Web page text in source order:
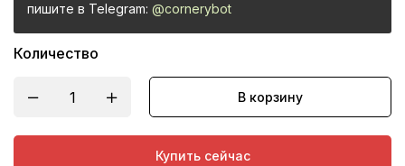
пишите в Telegram: @cornerybot
Количество
В корзину
Купить сейчас